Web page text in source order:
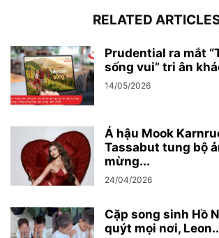
RELATED
Prudential ra mắt
sống vui” tri ân
14/05/2026
Á hậu Mook
Tassabut tung bộ
mừng...
24/04/2026
Cặp song sinh Hồ
quýt mọi nơi,